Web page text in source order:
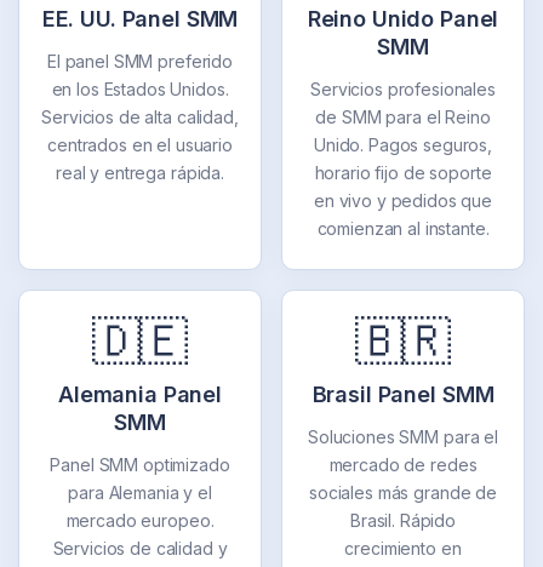
EE. UU. Panel SMM
El panel SMM preferido
en los Estados Unidos.
Servicios de alta calidad,
centrados en el usuario
real y entrega rápida.
Reino Unido Panel
SMM
Servicios profesionales
de SMM para el Reino
Unido. Pagos seguros,
horario fijo de soporte
en vivo y pedidos que
comienzan al instante.
🇩🇪
Alemania Panel
SMM
Panel SMM optimizado
para Alemania y el
mercado europeo.
Servicios de calidad y
🇧🇷
Brasil Panel SMM
Soluciones SMM para el
mercado de redes
sociales más grande de
Brasil. Rápido
crecimiento en